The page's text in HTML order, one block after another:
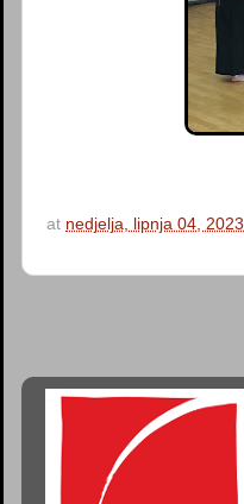
at nedjelja, lipnja 04, 2023